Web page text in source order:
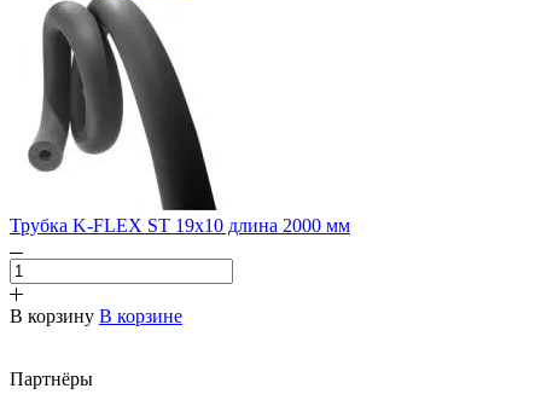
Трубка K-FLEX ST 19х10 длина 2000 мм
В корзину В корзине
Партнёры